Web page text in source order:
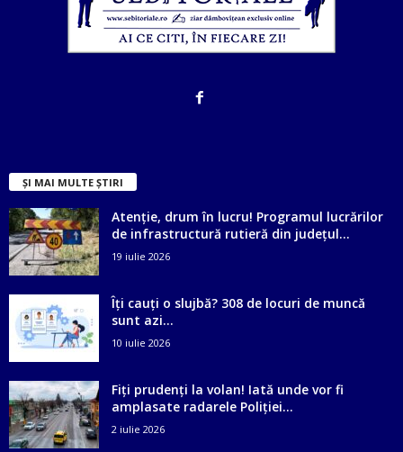
ȘI MAI MULTE ȘTIRI
Atenție, drum în lucru! Programul lucrărilor
de infrastructură rutieră din județul...
19 iulie 2026
Îți cauți o slujbă? 308 de locuri de muncă
sunt azi...
10 iulie 2026
Fiți prudenți la volan! Iată unde vor fi
amplasate radarele Poliției...
2 iulie 2026